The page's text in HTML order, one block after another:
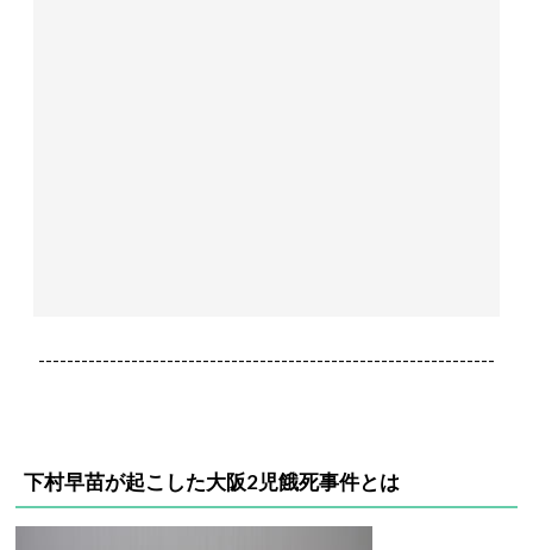
----------------------------------------------------------------
下村早苗が起こした大阪2児餓死事件とは